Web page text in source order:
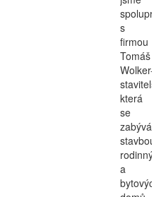
s
firmou
Tomáš
Wolker-
která
se
zabývá
stavbou
rodinných
a
bytových